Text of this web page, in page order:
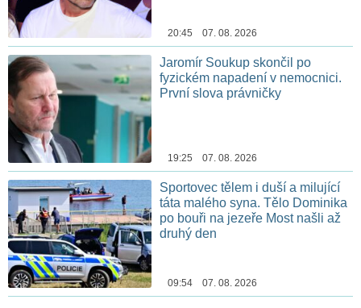
20:45 07. 08. 2026
Jaromír Soukup skončil po
fyzickém napadení v nemocnici.
První slova právničky
19:25 07. 08. 2026
Sportovec tělem i duší a milující
táta malého syna. Tělo Dominika
po bouři na jezeře Most našli až
druhý den
09:54 07. 08. 2026